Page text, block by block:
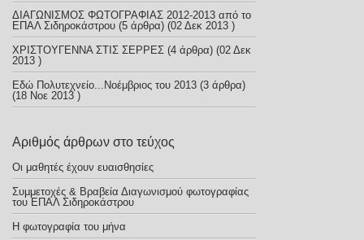
ΔΙΑΓΩΝΙΣΜΟΣ ΦΩΤΟΓΡΑΦΙΑΣ 2012-2013 από το
ΕΠΑΛ Σιδηροκάστρου (5 άρθρα) (02 Δεκ 2013 )
ΧΡΙΣΤΟΥΓΕΝΝΑ ΣΤΙΣ ΣΕΡΡΕΣ (4 άρθρα) (02 Δεκ
2013 )
Εδώ Πολυτεχνείο...Νοέμβριος του 2013 (3 άρθρα)
(18 Νοε 2013 )
Αριθμός άρθρων στο τεύχος
Οι μαθητές έχουν ευαισθησίες
Συμμετοχές & Βραβεία Διαγωνισμού φωτογραφίας
του ΕΠΑΛ Σιδηροκάστρου
Η φωτογραφία του μήνα